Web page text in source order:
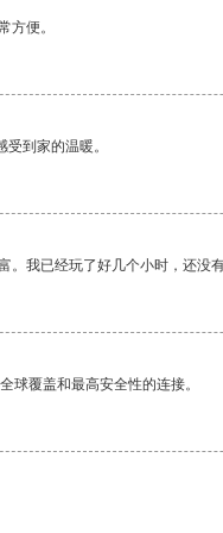
方便。
到家的温暖。
。我已经玩了好几个小时，还没
球覆盖和最高安全性的连接。